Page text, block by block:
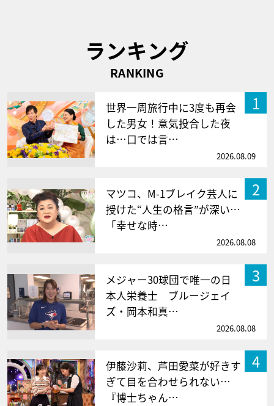
ランキング
RANKING
1
世界一周旅行中に3度も再会
した男女！意気投合した夜
は…口では言…
2026.08.09
2
マツコ、M-1ブレイク芸人に
授けた“人生の格言”が深い…
「幸せな時…
2026.08.08
3
メジャー30球団で唯一の日
本人栄養士 ブルージェイ
ズ・岡本和真…
2026.08.08
4
伊藤沙莉、芦田愛菜が好きす
ぎて目を合わせられない…
『博士ちゃん…